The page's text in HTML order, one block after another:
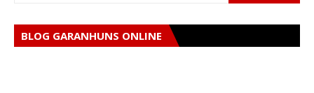
BLOG GARANHUNS ONLINE